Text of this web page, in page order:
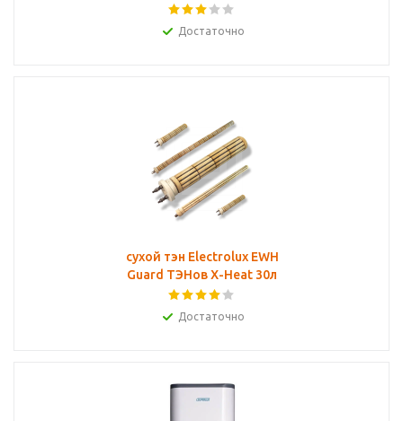
Достаточно
сухой тэн Electrolux EWH
Guard ТЭНов X-Heat 30л
Достаточно